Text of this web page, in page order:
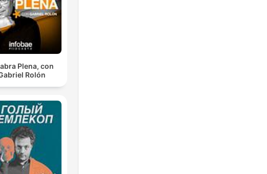
Plena, con
Rolón